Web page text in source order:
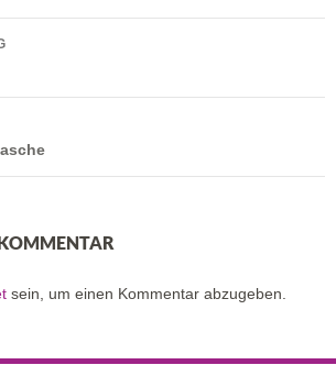
sein, um einen Kommentar abzugeben.